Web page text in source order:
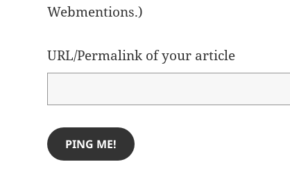
Webmentions.)
URL/Permalink of your article